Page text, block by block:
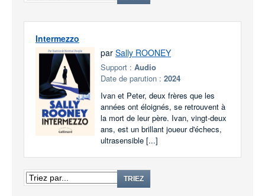
Intermezzo
par Sally ROONEY
Support : Audio
Date de parution : 2024
Ivan et Peter, deux frères que les
années ont éloignés, se retrouvent à
la mort de leur père. Ivan, vingt-deux
ans, est un brillant joueur d'échecs,
ultrasensible [...]
TRIEZ